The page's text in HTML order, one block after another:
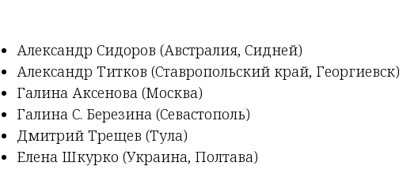
Александр Сидоров (Австралия, Сидней)
Александр Титков (Ставропольский край, Георгиевск)
Галина Аксенова (Москва)
Галина С. Березина (Севастополь)
Дмитрий Трещев (Тула)
Елена Шкурко (Украина, Полтава)